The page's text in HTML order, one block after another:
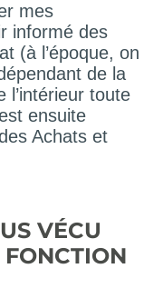
mes
informé des
(à l’époque, on
de la
l’intérieur toute
ensuite
Achats et
VÉCU
FONCTION